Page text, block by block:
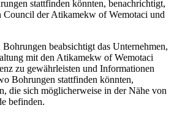
stattfinden könnten, benachrichtigt,
Council der Atikamekw of Wemotaci und
beabsichtigt das Unternehmen,
mit den Atikamekw of Wemotaci
zu gewährleisten und Informationen
Bohrungen stattfinden könnten,
die sich möglicherweise in der Nähe von
befinden.